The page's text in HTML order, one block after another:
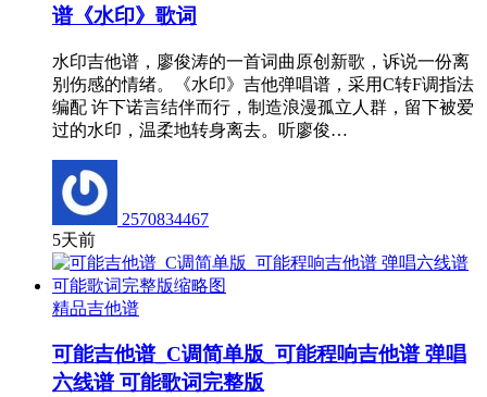
谱《水印》歌词
水印吉他谱，廖俊涛的一首词曲原创新歌，诉说一份离
别伤感的情绪。《水印》吉他弹唱谱，采用C转F调指法
编配 许下诺言结伴而行，制造浪漫孤立人群，留下被爱
过的水印，温柔地转身离去。听廖俊…
2570834467
5天前
精品吉他谱
可能吉他谱_C调简单版_可能程响吉他谱 弹唱
六线谱 可能歌词完整版